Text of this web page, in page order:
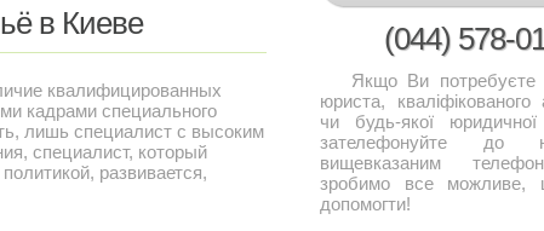
в Киеве
квалифицированных
кадрами специального
лишь специалист с высоким
специалист, который
развивается,
(044) 578-
Якщо Ви потребуєте
юриста, кваліфікованого
чи будь-якої юридичної
зателефонуйте до
вищевказаним
зробимо все
допомогти!